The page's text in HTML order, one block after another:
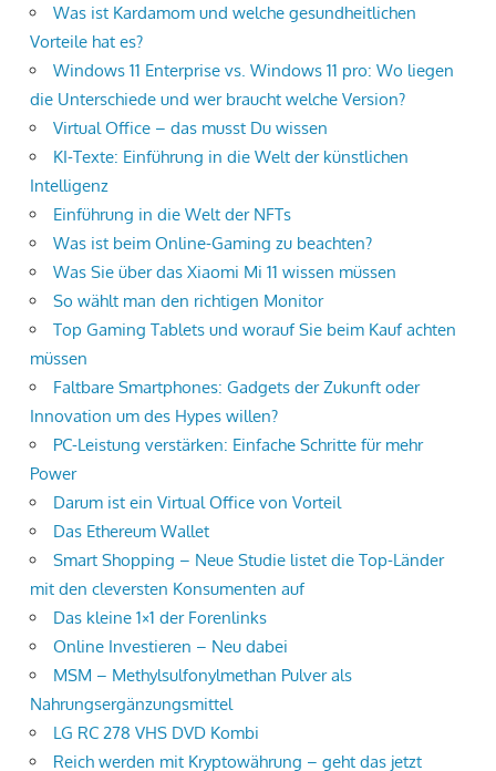
Was ist Kardamom und welche gesundheitlichen
Vorteile hat es?
Windows 11 Enterprise vs. Windows 11 pro: Wo liegen
die Unterschiede und wer braucht welche Version?
Virtual Office – das musst Du wissen
KI-Texte: Einführung in die Welt der künstlichen
Intelligenz
Einführung in die Welt der NFTs
Was ist beim Online-Gaming zu beachten?
Was Sie über das Xiaomi Mi 11 wissen müssen
So wählt man den richtigen Monitor
Top Gaming Tablets und worauf Sie beim Kauf achten
müssen
Faltbare Smartphones: Gadgets der Zukunft oder
Innovation um des Hypes willen?
PC-Leistung verstärken: Einfache Schritte für mehr
Power
Darum ist ein Virtual Office von Vorteil
Das Ethereum Wallet
Smart Shopping – Neue Studie listet die Top-Länder
mit den cleversten Konsumenten auf
Das kleine 1×1 der Forenlinks
Online Investieren – Neu dabei
MSM – Methylsulfonylmethan Pulver als
Nahrungsergänzungsmittel
LG RC 278 VHS DVD Kombi
Reich werden mit Kryptowährung – geht das jetzt